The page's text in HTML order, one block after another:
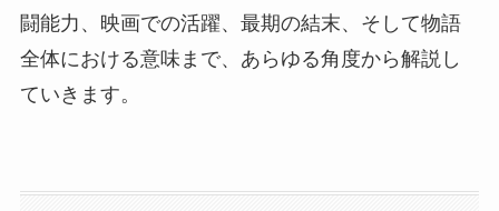
闘能力、映画での活躍、最期の結末、そして物語
全体における意味まで、あらゆる角度から解説し
ていきます。